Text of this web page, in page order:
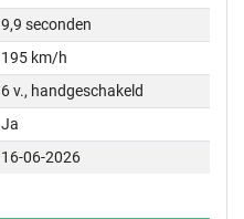
9,9 seconden
195 km/h
6 v., handgeschakeld
Ja
16-06-2026